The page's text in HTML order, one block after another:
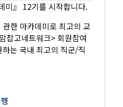
미』 12기를 시작합니다.
한 아카데미로 최고의 교
잡고네트워크> 회원참여
는 국내 최고의 직군/직